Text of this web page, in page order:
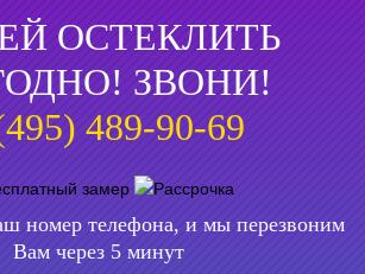
ОСТЕКЛИТЬ
ЗВОНИ!
489-90-69
номер телефона, и мы перезвоним
Вам через 5 минут